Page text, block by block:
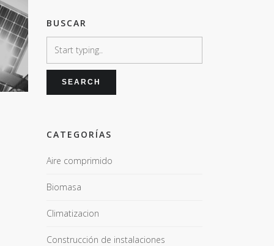
BUSCAR
CATEGORÍAS
Aire comprimido
Biomasa
Climatizacion
Construcción de instalaciones